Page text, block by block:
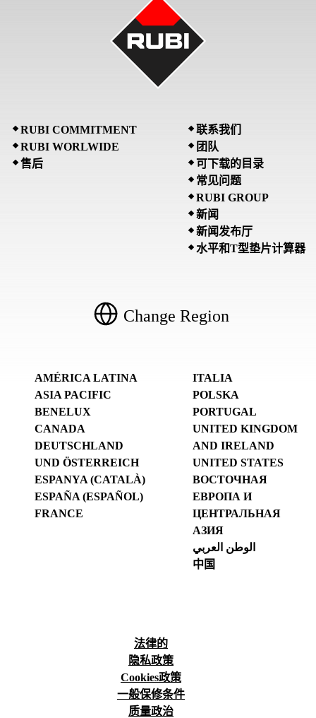
RUBI COMMITMENT
RUBI WORLWIDE
售后
联系我们
团队
可下载的目录
常见问题
RUBI GROUP
新闻
新闻发布厅
水平和T型垫片计算器
Change Region
AMÉRICA LATINA
ASIA PACIFIC
BENELUX
CANADA
DEUTSCHLAND
UND ÖSTERREICH
ESPANYA (CATALÀ)
ESPAÑA (ESPAÑOL)
FRANCE
ITALIA
POLSKA
PORTUGAL
UNITED KINGDOM
AND IRELAND
UNITED STATES
ВОСТОЧНАЯ
ЕВРОПА И
ЦЕНТРАЛЬНАЯ
АЗИЯ
الوطن العربي
中国
法律的
隐私政策
Cookies政策
一般保修条件
质量政治